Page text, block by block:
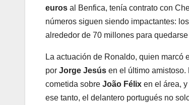
euros al Benfica, tenía contrato con
números siguen siendo impactantes:
alrededor de 70 millones para
La actuación de Ronaldo, quien marcó
por Jorge Jesús en el último amistoso.
cometida sobre João Félix en el área, y
ese tanto, el delantero portugués no